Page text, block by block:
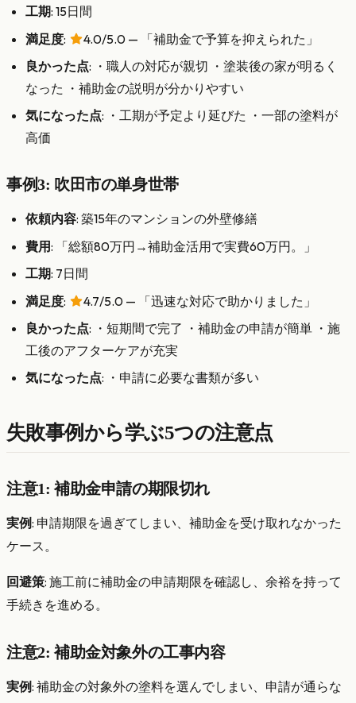
工期: 15日間
満足度:
4.0/5.0 — 「補助金で予算を抑えられた」
良かった点: ・職人の対応が親切 ・塗装後の家が明るく
なった ・補助金の説明が分かりやすい
気になった点: ・工期が予定より延びた ・一部の塗料が
高価
事例3: 吹田市の単身世帯
依頼内容: 築15年のマンションの外壁修繕
費用: 「総額80万円→補助金活用で実費60万円。」
工期: 7日間
満足度:
4.7/5.0 — 「迅速な対応で助かりました」
良かった点: ・短期間で完了 ・補助金の申請が簡単 ・施
工後のアフターケアが充実
気になった点: ・申請に必要な書類が多い
失敗事例から学ぶ5つの注意点
注意1: 補助金申請の期限切れ
実例: 申請期限を過ぎてしまい、補助金を受け取れなかった
ケース。
回避策: 施工前に補助金の申請期限を確認し、余裕を持って
手続きを進める。
注意2: 補助金対象外の工事内容
実例: 補助金の対象外の塗料を選んでしまい、申請が通らな